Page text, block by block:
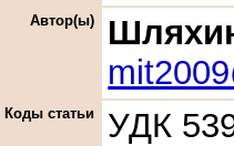
Автор(ы)
Коды статьи УДК